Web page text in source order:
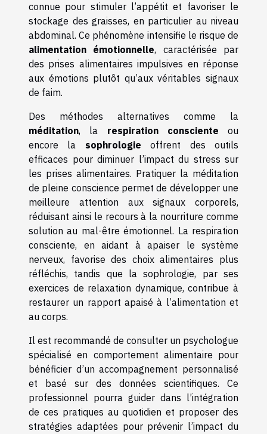
connue pour stimuler l’appétit et favoriser le
stockage des graisses, en particulier au niveau
abdominal. Ce phénomène intensifie le risque de
alimentation émotionnelle, caractérisée par
des prises alimentaires impulsives en réponse
aux émotions plutôt qu’aux véritables signaux
de faim.
Des méthodes alternatives comme la
méditation, la respiration consciente ou
encore la sophrologie offrent des outils
efficaces pour diminuer l’impact du stress sur
les prises alimentaires. Pratiquer la méditation
de pleine conscience permet de développer une
meilleure attention aux signaux corporels,
réduisant ainsi le recours à la nourriture comme
solution au mal-être émotionnel. La respiration
consciente, en aidant à apaiser le système
nerveux, favorise des choix alimentaires plus
réfléchis, tandis que la sophrologie, par ses
exercices de relaxation dynamique, contribue à
restaurer un rapport apaisé à l’alimentation et
au corps.
Il est recommandé de consulter un psychologue
spécialisé en comportement alimentaire pour
bénéficier d’un accompagnement personnalisé
et basé sur des données scientifiques. Ce
professionnel pourra guider dans l’intégration
de ces pratiques au quotidien et proposer des
stratégies adaptées pour prévenir l’impact du